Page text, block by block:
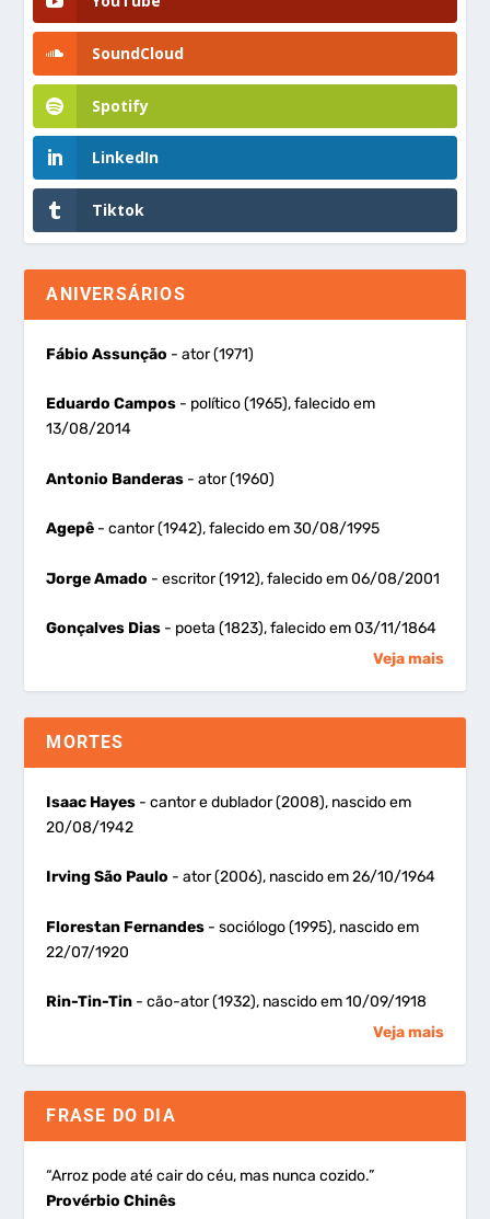
SoundCloud
Spotify
LinkedIn
Tiktok
ANIVERSÁRIOS
Fábio Assunção - ator (1971)
Eduardo Campos - político (1965), falecido em
13/08/2014
Antonio Banderas - ator (1960)
Agepê - cantor (1942), falecido em 30/08/1995
Jorge Amado - escritor (1912), falecido em 06/08/2001
Gonçalves Dias - poeta (1823), falecido em 03/11/1864
Veja mais
MORTES
Isaac Hayes - cantor e dublador (2008), nascido em
20/08/1942
Irving São Paulo - ator (2006), nascido em 26/10/1964
Florestan Fernandes - sociólogo (1995), nascido em
22/07/1920
Rin-Tin-Tin - cão-ator (1932), nascido em 10/09/1918
Veja mais
FRASE DO DIA
“Arroz pode até cair do céu, mas nunca cozido.”
Provérbio Chinês